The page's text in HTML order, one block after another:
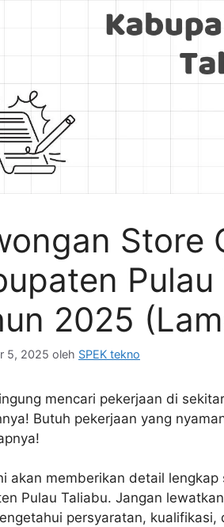
Store
2025
5, 2025 oleh SPEK tekno
mencari pekerjaan di
Butuh pekerjaan yang
akan memberikan detail
Pulau Taliabu. Jangan
persyaratan, kualifikasi,